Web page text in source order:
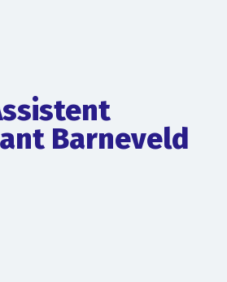
Barneveld